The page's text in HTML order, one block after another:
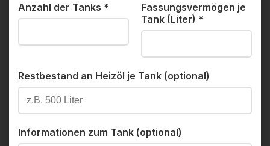
Anzahl der Tanks *
Fassungsvermögen je
Tank (Liter) *
Restbestand an Heizöl je Tank (optional)
Informationen zum Tank (optional)